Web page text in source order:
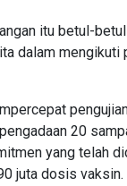
itu betul-
dalam
20
yang telah
juta dosis vaksin.